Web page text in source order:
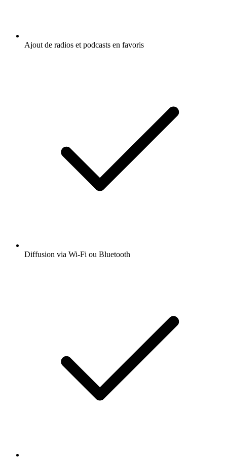
Ajout de radios et podcasts en favoris
Diffusion via Wi-Fi ou Bluetooth